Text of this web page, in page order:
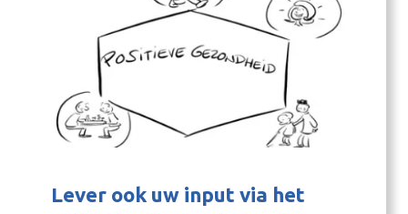
Lever ook uw input via het